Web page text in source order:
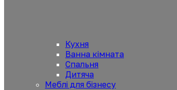
Кухня
Ванна кімната
Спальня
Дитяча
Меблі для бізнесу